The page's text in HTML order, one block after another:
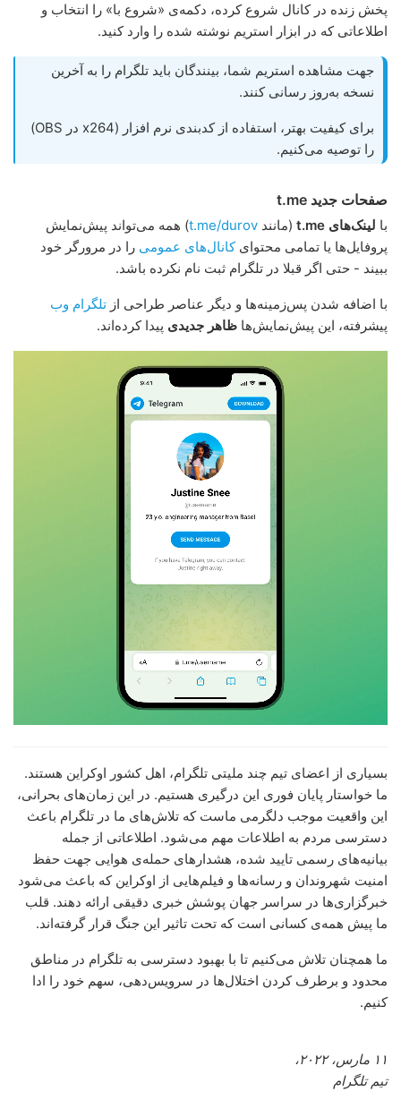
پخش زنده در کانال شروع کرده، دکمه‌ی «شروع با» را انتخاب و
اطلاعاتی که در ابزار استریم نوشته شده را وارد کنید.
جهت مشاهده استریم شما، بینندگان باید تلگرام را به آخرین
نسخه به‌روز رسانی کنند.
برای کیفیت بهتر، استفاده از کدبندی نرم افزار (x264 در OBS)
را توصیه می‌کنیم.
صفحات جدید t.me
با لینک‌های t.me (مانند t.me/durov) همه می‌تواند پیش‌نمایش
پروفایل‌ها یا تمامی محتوایکانال‌های عمومی را در مرورگر خود
ببیند - حتی اگر قبلا در تلگرام ثبت نام نکرده باشد.
با اضافه شدن پس‌زمینه‌ها و دیگر عناصر طراحی از تلگرام وب
پیشرفته، این پیش‌نمایش‌ها ظاهر جدیدی پیدا کرده‌اند.
بسیاری از اعضای تیم چند ملیتی تلگرام، اهل کشور اوکراین هستند.
ما خواستار پایان فوری این درگیری هستیم. در این زمان‌های بحرانی،
این واقعیت موجب دلگرمی ماست که تلاش‌های ما در تلگرام باعث
دسترسی مردم به اطلاعات مهم می‌شود. اطلاعاتی از جمله
بیانیه‌های رسمی تایید شده، هشدارهای حمله‌ی هوایی جهت حفظ
امنیت شهروندان و رسانه‌ها و فیلم‌هایی از اوکراین که باعث می‌شود
خبرگزاری‌ها در سراسر جهان پوشش خبری دقیقی ارائه دهند. قلب
ما پیش همه‌ی کسانی است که تحت تاثیر این جنگ قرار گرفته‌اند.
ما همچنان تلاش می‌کنیم تا با بهبود دسترسی به تلگرام در مناطق
محدود و برطرف کردن اختلال‌ها در سرویس‌دهی، سهم خود را ادا
کنیم.
۱۱ مارس، ۲۰۲۲،
تیم تلگرام